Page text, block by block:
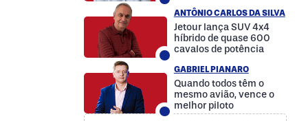
ANTÔNIO CARLOS DA SILVA
Jetour lança SUV 4x4
híbrido de quase 600
cavalos de potência
GABRIEL PIANARO
Quando todos têm o
mesmo avião, vence o
melhor piloto